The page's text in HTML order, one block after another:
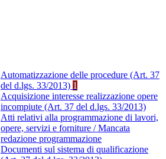
Automatizzazione delle procedure (Art. 37
del d.lgs. 33/2013) 1
Acquisizione interesse realizzazione opere
incompiute (Art. 37 del d.lgs. 33/2013)
Atti relativi alla programmazione di lavori,
opere, servizi e forniture / Mancata
redazione programmazione
Documenti sul sistema di qualificazione